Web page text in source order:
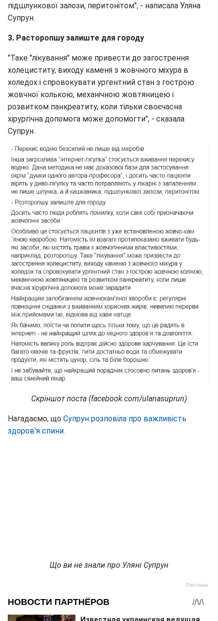
підшлункової залози, перитонітом", - написала Уляна
Супрун.
3. Расторопшу залиште для городу
"Таке "лікування" може привести до загострення
холециститу, виходу каменя з жовчного міхура в
холедох і спровокувати ургентний стан з гострою
жовчної колькою, механічною жовтяницею і
розвитком панкреатиту, коли тільки своєчасна
хірургічна допомога може допомогти", - сказала
Супрун.
Скріншот поста (facebook.com/ulanasuprun)
Нагадаємо, що Супрун розповіла про важливість
здоров'я спини.
Що ви не знали про Уляні Супрун